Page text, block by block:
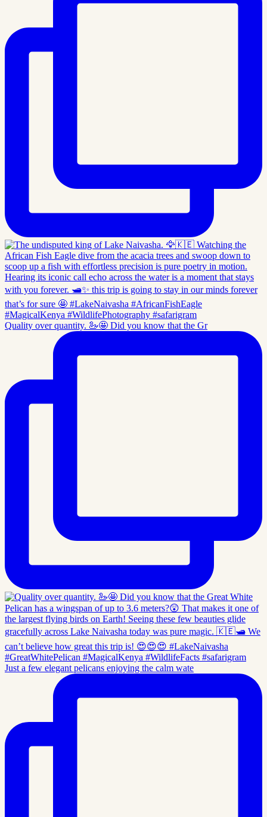
Quality over quantity. 🦢🤩 Did you know that the Gr
Just a few elegant pelicans enjoying the calm wate